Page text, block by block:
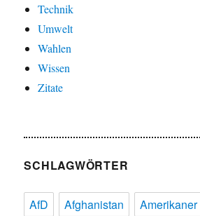
Technik
Umwelt
Wahlen
Wissen
Zitate
SCHLAGWÖRTER
AfD Afghanistan
Amerikaner